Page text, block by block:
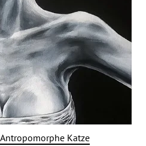
Antropomorphe Katze